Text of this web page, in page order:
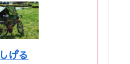
しげる